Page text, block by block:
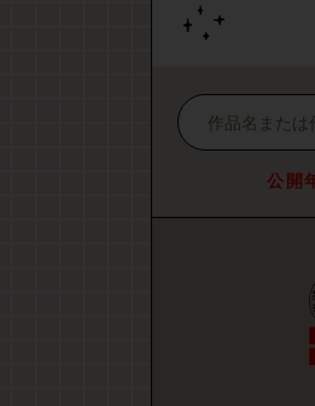
公開